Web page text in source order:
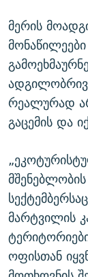
მერის
რეალურად
გაცემის და
სექტემბერსაც
მარტვილის
ოფისთან